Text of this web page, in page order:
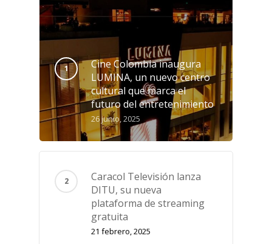
Cine Colombia inaugura
LUMINA, un nuevo centro
cultural que marca el
futuro del entretenimiento
26 junio, 2025
Caracol Televisión lanza
DITU, su nueva
plataforma de streaming
gratuita
21 febrero, 2025